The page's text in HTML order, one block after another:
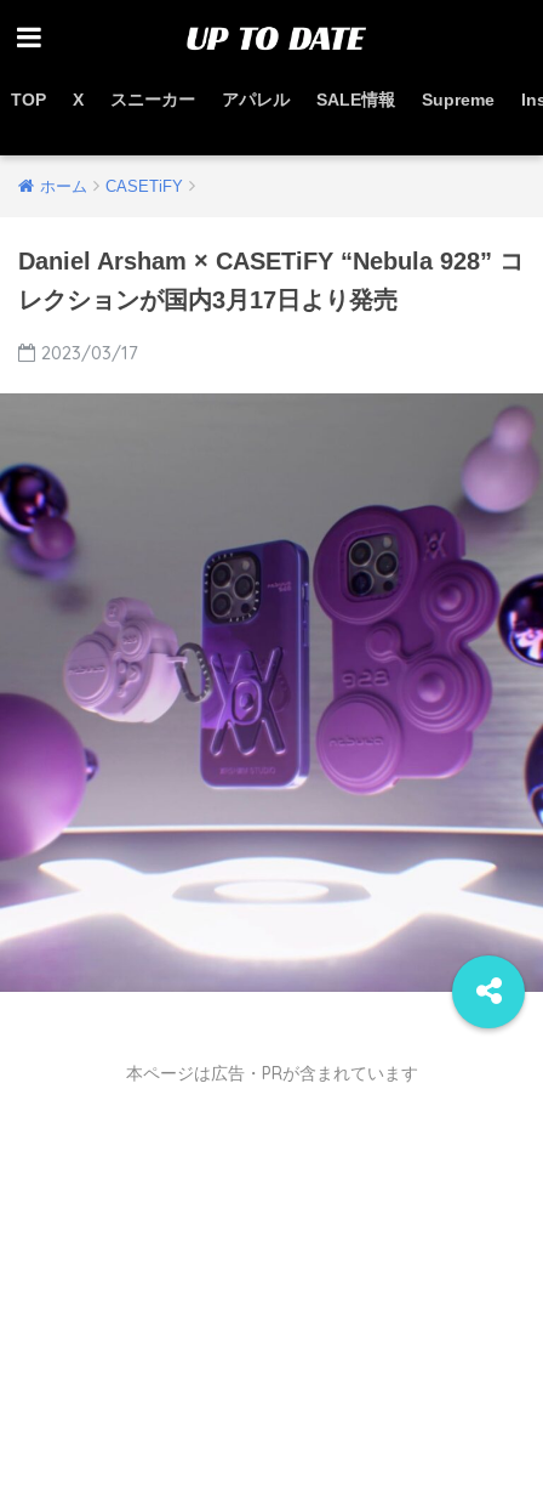
TOP X スニーカー アパレル SALE情報 Supreme
ホーム CASETiFY
Daniel Arsham × CASETiFY “Nebula 928” コ
レクションが国内3月17日より発売
2023/03/17
本ページは広告・PRが含まれています